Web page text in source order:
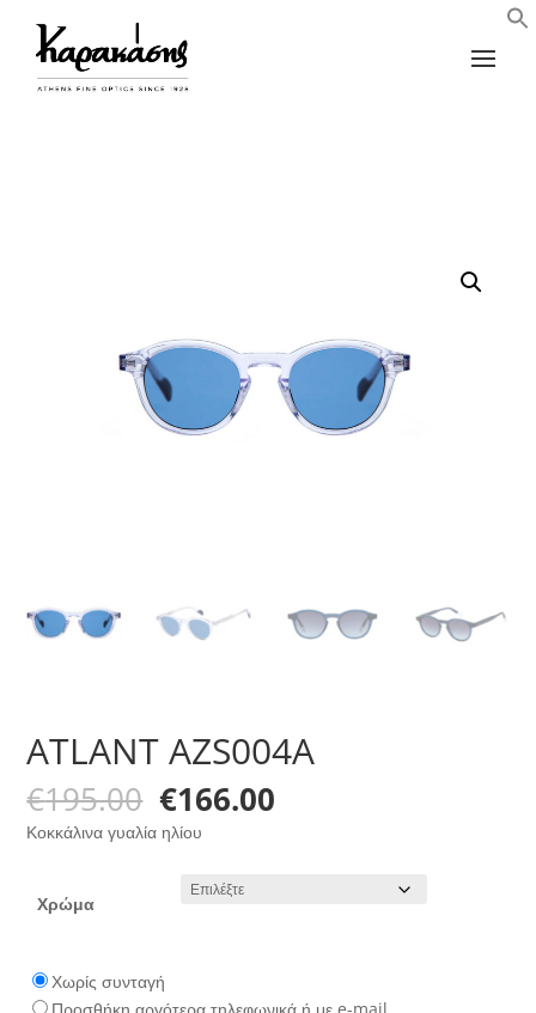
ATLANT AZS004A
€195.00 Original
price
was:
€195.00.
€166.00
Κοκκάλινα γυαλία ηλίου
Χρώμα
Χωρίς συνταγή